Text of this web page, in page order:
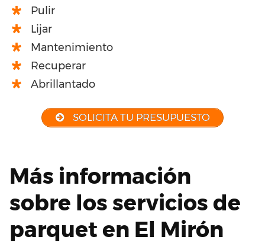
Pulir
Lijar
Mantenimiento
Recuperar
Abrillantado
SOLICITA TU PRESUPUESTO
Más información
sobre los servicios de
parquet en El Mirón